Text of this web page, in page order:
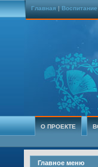
Главная |
О ПРОЕКТЕ
Главное меню